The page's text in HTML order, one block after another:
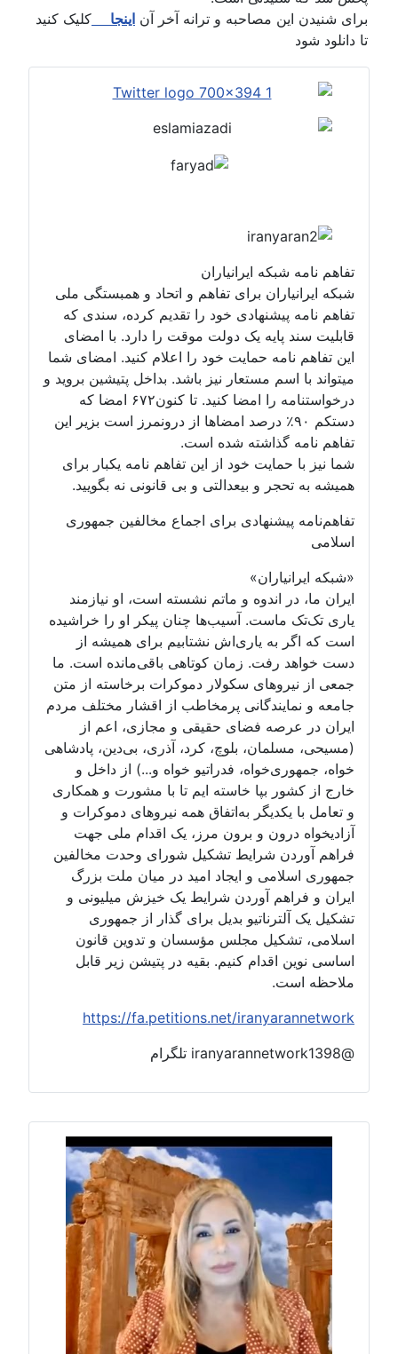
برای شنیدن این مصاحبه و ترانه آخر آن اینجا
کلیک کنید
تا دانلود شود
تفاهم نامه شبکه ایرانیاران
شبکه ایرانیاران برای تفاهم و اتحاد و همبستگی ملی
تفاهم نامه پیشنهادی خود را تقدیم کرده، سندی که
قابلیت سند پایه یک دولت موقت را دارد. با امضای
این تفاهم نامه حمایت خود را اعلام کنید. امضای شما
میتواند با اسم مستعار نیز باشد. بداخل پتیشین بروید و
درخواستنامه را امضا کنید. تا کنون۶۷۲ امضا که
دستکم ۹۰٪ درصد امضاها از درونمرز است بزیر این
تفاهم نامه گذاشته شده است.
شما نیز با حمایت خود از این تفاهم نامه یکبار برای
همیشه به تحجر و بیعدالتی و بی قانونی نه بگویید.
تفاهم‌نامه پیشنهادی برای اجماع مخالفین جمهوری
اسلامی
«شبکه ایرانیاران»
ایران ما، در اندوه و ماتم نشسته است، او نیازمند
یاری تک‌تک ماست. آسیب‌ها چنان پیکر او را خراشیده
است که اگر به یاری‌اش نشتابیم برای همیشه از
دست خواهد رفت. زمان کوتاهی باقی‌مانده است. ما
جمعی از نیروهای سکولار دموکرات برخاسته از متن
جامعه و نمایندگانی پرمخاطب از اقشار مختلف مردم
ایران در عرصه فضای حقیقی و مجازی، اعم از
(مسیحی، مسلمان، بلوچ، کرد، آذری، بی‌دین، پادشاهی
خواه، جمهوری‌خواه، فدراتیو خواه و...) از داخل و
خارج از کشور بپا خاسته ایم تا با مشورت و همکاری
و تعامل با یکدیگر به‌اتفاق همه نیروهای دموکرات و
آزادیخواه درون و برون مرز، یک اقدام ملی جهت
فراهم آوردن شرایط تشکیل شورای وحدت مخالفین
جمهوری اسلامی و ایجاد امید در میان ملت بزرگ
ایران و فراهم آوردن شرایط یک خیزش میلیونی و
تشکیل یک آلترناتیو بدیل برای گذار از جمهوری
اسلامی، تشکیل مجلس مؤسسان و تدوین قانون
اساسی نوین اقدام کنیم. بقیه در پتیشن زیر قابل
ملاحظه است.
https://fa.petitions.net/iranyarannetwork
@iranyarannetwork1398 تلگرام